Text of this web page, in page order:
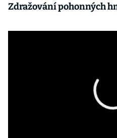
Zdražování pohonných